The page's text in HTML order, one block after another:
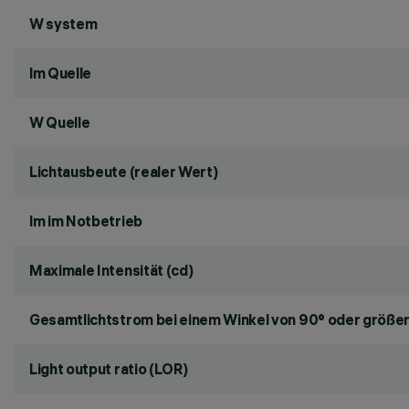
W system
lm Quelle
W Quelle
Lichtausbeute (realer Wert)
lm im Notbetrieb
Maximale Intensität (cd)
Gesamtlichtstrom bei einem Winkel von 90° oder
Light output ratio (LOR)